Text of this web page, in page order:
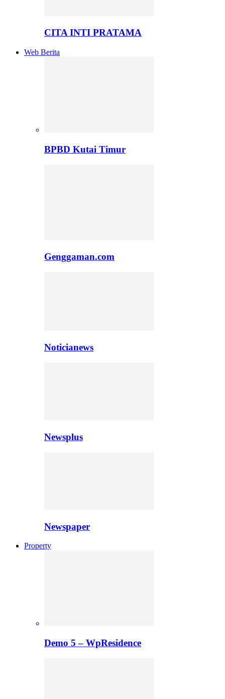
CITA INTI PRATAMA
Web Berita
BPBD Kutai Timur
Genggaman.com
Noticianews
Newsplus
Newspaper
Property
Demo 5 – WpResidence